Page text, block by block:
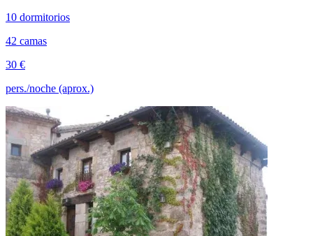
10 dormitorios
42 camas
30 €
pers./noche (aprox.)